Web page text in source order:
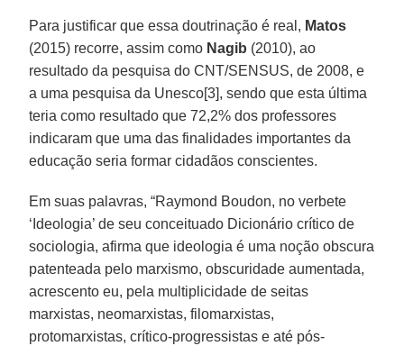
Para justificar que essa doutrinação é real, Matos
(2015) recorre, assim como Nagib (2010), ao
resultado da pesquisa do CNT/SENSUS, de 2008, e
a uma pesquisa da Unesco[3], sendo que esta última
teria como resultado que 72,2% dos professores
indicaram que uma das finalidades importantes da
educação seria formar cidadãos conscientes.
Em suas palavras, “Raymond Boudon, no verbete
‘Ideologia’ de seu conceituado Dicionário crítico de
sociologia, afirma que ideologia é uma noção obscura
patenteada pelo marxismo, obscuridade aumentada,
acrescento eu, pela multiplicidade de seitas
marxistas, neomarxistas, filomarxistas,
protomarxistas, crítico-progressistas e até pós-